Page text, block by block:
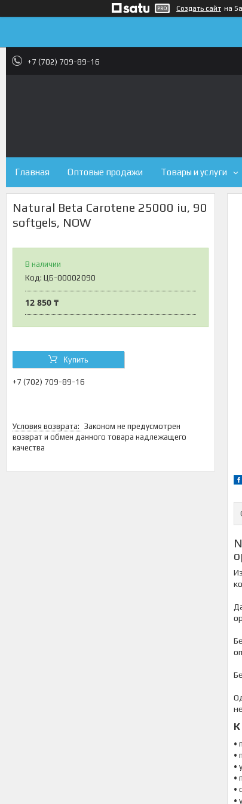
Создать сайт на
+7 (702) 709-89-16
Главная Оптовые продажи Товары и услуги
Natural Beta Carotene 25000 iu, 90
softgels, NOW
В наличии
Код: ЦБ-00002090
12 850 ₸
Купить
+7 (702) 709-89-16
Законом не предусмотрен
возврат и обмен данного товара надлежащего
качества
•
•
•
•
•
•